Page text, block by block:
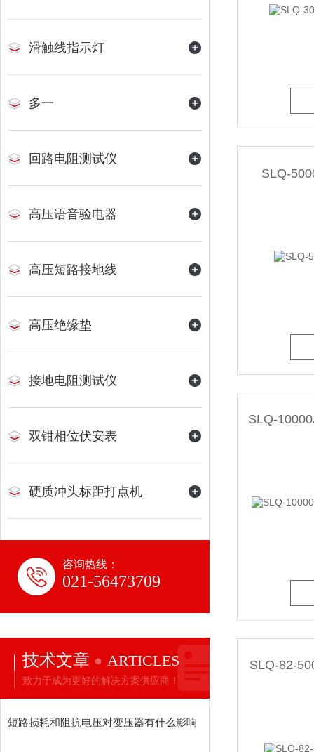
滑触线指示灯
多一
回路电阻测试仪
高压语音验电器
高压短路接地线
高压绝缘垫
接地电阻测试仪
双钳相位伏安表
硬质冲头标距打点机
咨询热线：
021-56473709
技术文章 ARTICLES
致力于成为更好的解决方案供应商！
短路损耗和阻抗电压对变压器有什么影响
SLQ-
SLQ-82-